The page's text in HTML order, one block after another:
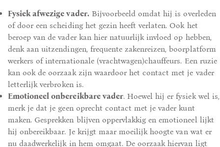
Fysiek afwezige vader. Bijvoorbeeld omdat hij is overleden
of door een scheiding het gezin heeft verlaten. Ook het
beroep van de vader kan hier natuurlijk invloed op hebben,
denk aan uitzendingen, frequente zakenreizen, boorplatform
werkers of internationale (vrachtwagen)chauffeurs. Een ruzie
kan ook de oorzaak zijn waardoor het contact met je vader
letterlijk verbroken is.
Emotioneel onbereikbare vader. Hoewel hij er fysiek wel is,
merk je dat je geen oprecht contact met je vader kunt
maken. Gesprekken blijven oppervlakkig en emotioneel lijkt
hij onbereikbaar. Je krijgt maar moeilijk hoogte van wat er
nu daadwerkelijk in hem omgaat. De oorzaak hiervan ligt